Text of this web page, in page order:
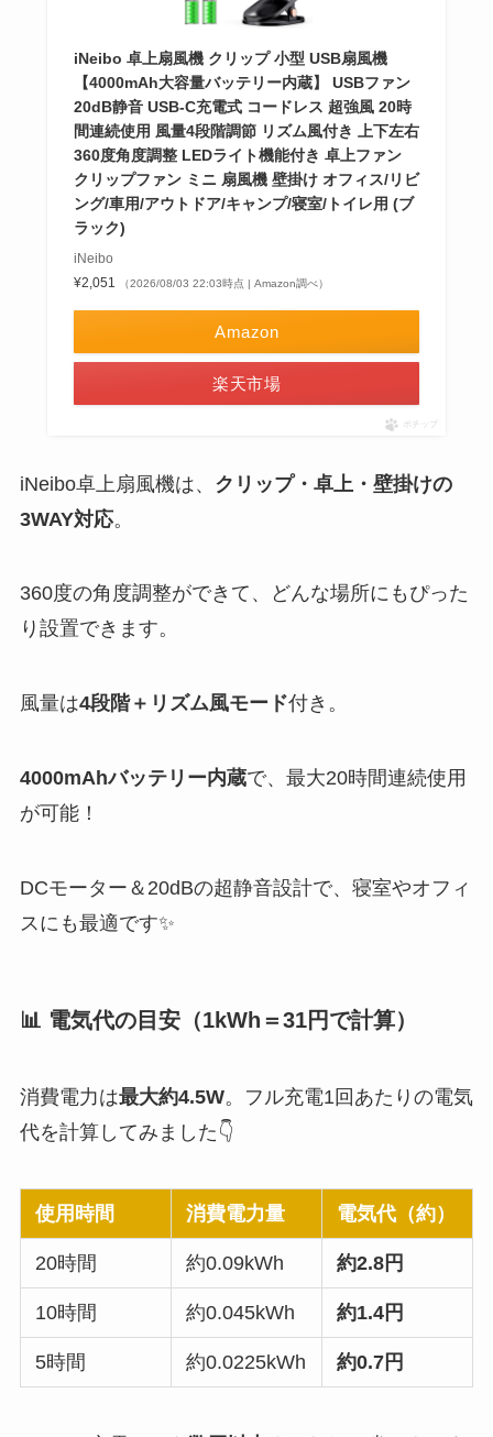
iNeibo 卓上扇風機 クリップ 小型 USB扇風機
【4000mAh大容量バッテリー内蔵】 USBファン
20dB静音 USB-C充電式 コードレス 超強風 20時
間連続使用 風量4段階調節 リズム風付き 上下左右
360度角度調整 LEDライト機能付き 卓上ファン
クリップファン ミニ 扇風機 壁掛け オフィス/リビ
ング/車用/アウトドア/キャンプ/寝室/トイレ用 (ブ
ラック)
iNeibo
¥2,051
（2026/08/03 22:03時点 | Amazon調べ）
Amazon
楽天市場
ポチップ
iNeibo卓上扇風機は、 クリップ・卓上・壁掛けの
3WAY対応。
360度の角度調整ができて、どんな場所にもぴった
り設置できます。
風量は4段階＋リズム風モード付き。
4000mAhバッテリー内蔵で、最大20時間連続使用
が可能！
DCモーター＆20dBの超静音設計で、寝室やオフィ
スにも最適です✨
📊 電気代の目安（1kWh＝31円で計算）
消費電力は最大約4.5W。フル充電1回あたりの電気
代を計算してみました👇
使用時間 消費電力量 電気代（約）
20時間 約0.09kWh 約2.8円
10時間 約0.045kWh 約1.4円
5時間 約0.0225kWh 約0.7円